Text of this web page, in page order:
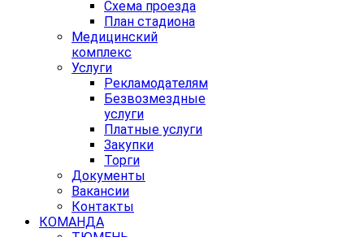
Схема проезда
План стадиона
Медицинский
комплекс
Услуги
Рекламодателям
Безвозмездные
услуги
Платные услуги
Закупки
Торги
Документы
Вакансии
Контакты
КОМАНДА